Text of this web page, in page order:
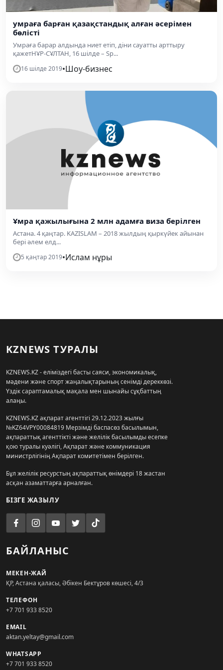
умраға барған қазақстандық алған әсерімен
бөлісті
Умраға барар алдында ниет етіп, діни сауатты арттыру
қажетНҰР-СҰЛТАН, 16 шілде – Sp...
16 шілде 2019•Шоу-бизнес
Ұмра қажылығына 2 млн адамға виза берілген
Астана. 4 қаңтар. KAZISLAM – 2018 жылдың қыркүйек айынан
бері әлем елд...
5 қаңтар 2019•Ислам нұры
KZNEWS ТУРАЛЫ
KZNEWS.KZ - еліміздегі басты саяси, экономикалық,
мәдени және спорт жаңалықтарының сенімді дереккөзі.
Үздік сараптамалық мақала мен шынайы сұқбаттың
алаңы.
KZNEWS.KZ ақпарат агенттігі 29.12.2023 жылғы
№KZ64VPY00084819 Мерзімді баспасөз басылымын,
ақпараттық агенттікті және желілік басылымды есепке
қою туралы куәлігі, Ақпарат және коммуникация
министрлігінің Ақпарат комитетімен берілген.
Бұл желілік ресурстың ақпараттық өнімдері 18 жастан
асқан азаматтарға арналған.
БІЗГЕ ЖАЗЫЛУ
БАЙЛАНЫС
МЕКЕН-ЖАЙ
ҚР, Астана қаласы, Әбікен Бектұров көшесі, 4/3
ТЕЛЕФОН
+7 701 933 8520
EMAIL
aktan.yeltay@gmail.com
WHATSAPP
+7 701 933 8520